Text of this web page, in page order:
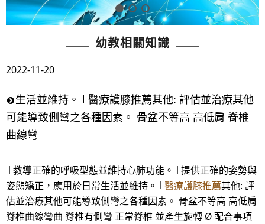
幼教相關知識
2022-11-20
生活並維持。 l 醫療護膝推薦其他: 評估並治療其他
可能導致側彎之各種因素。 骨盆不等高 高低肩 脊椎
曲線彎
l 教導正確的呼吸型態並維持心肺功能。 l 提供正確的姿勢與
姿態矯正，應用於日常生活並維持。 l 醫療護膝推薦其他: 評
估並治療其他可能導致側彎之各種因素。 骨盆不等高 高低肩
脊椎曲線彎曲 脊椎有側彎 正常脊椎 並產生旋轉 Ø 配合事項